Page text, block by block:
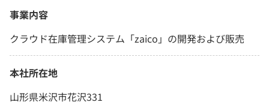
事業内容
クラウド在庫管理システム「zaico」の開発および販売
本社所在地
山形県米沢市花沢331